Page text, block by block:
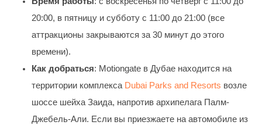
20:00, в пятницу и субботу с 11:00 до 21:00 (все
аттракционы закрываются за 30 минут до этого
времени).
Как добраться: Motiongate в Дубае находится на
территории комплекса Dubai Parks and Resorts возле
шоссе шейха Заида, напротив архипелага Палм-
Джебель-Али. Если вы приезжаете на автомобиле из